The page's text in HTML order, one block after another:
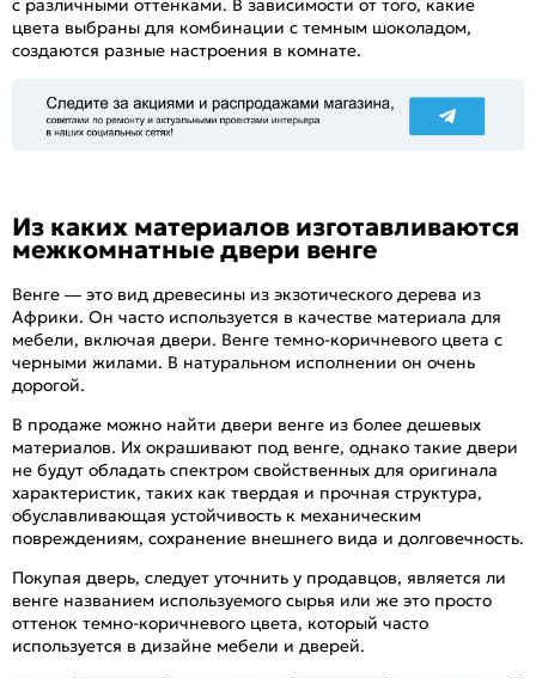
с различными оттенками. В зависимости от того, какие
цвета выбраны для комбинации с темным шоколадом,
создаются разные настроения в комнате.
Из каких материалов изготавливаются
межкомнатные двери венге
Венге — это вид древесины из экзотического дерева из
Африки. Он часто используется в качестве материала для
мебели, включая двери. Венге темно-коричневого цвета с
черными жилами. В натуральном исполнении он очень
дорогой.
В продаже можно найти двери венге из более дешевых
материалов. Их окрашивают под венге, однако такие двери
не будут обладать спектром свойственных для оригинала
характеристик, таких как твердая и прочная структура,
обуславливающая устойчивость к механическим
повреждениям, сохранение внешнего вида и долговечность.
Покупая дверь, следует уточнить у продавцов, является ли
венге названием используемого сырья или же это просто
оттенок темно-коричневого цвета, который часто
используется в дизайне мебели и дверей.